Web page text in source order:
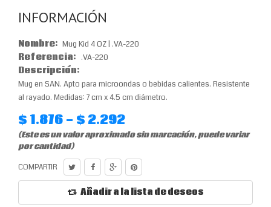
INFORMACIÓN
Nombre: Mug Kid 4 OZ | .VA-220
Referencia: .VA-220
Descripción:
Mug en SAN. Apto para microondas o bebidas calientes. Resistente
al rayado. Medidas: 7 cm x 4.5 cm diámetro.
$ 1.876 - $ 2.292
(Este es un valor aproximado sin marcación, puede variar
por cantidad)
COMPARTIR
Añadir a la lista de deseos